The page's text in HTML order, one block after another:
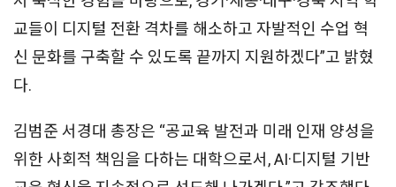
교들이 디지털 전환 격차를 해소하고 자발적인 수업 혁
신 문화를 구축할 수 있도록 끝까지 지원하겠다”고 밝혔
다.
김범준 서경대 총장은 “공교육 발전과 미래 인재 양성을
위한 사회적 책임을 다하는 대학으로서, AI·디지털 기반